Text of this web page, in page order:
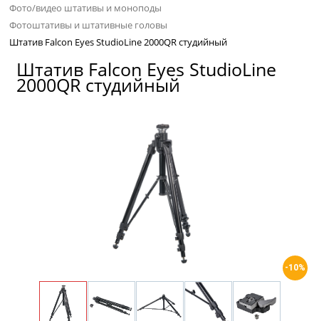
Фото/видео штативы и моноподы
Фотоштативы и штативные головы
Штатив Falcon Eyes StudioLine 2000QR студийный
Штатив Falcon Eyes StudioLine
2000QR студийный
-10%